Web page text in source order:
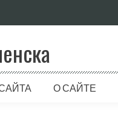
О САЙТЕ